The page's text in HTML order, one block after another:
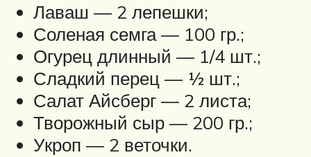
Лаваш — 2 лепешки;
Соленая семга — 100 гр.;
Огурец длинный — 1/4 шт.;
Сладкий перец — ½ шт.;
Салат Айсберг — 2 листа;
Творожный сыр — 200 гр.;
Укроп — 2 веточки.